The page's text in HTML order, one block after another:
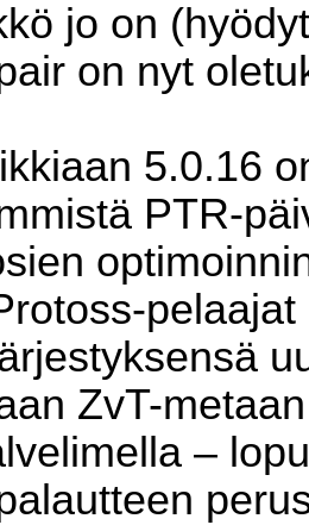
jo on
on nyt
5.0.16
PTR-
ZvT-
–